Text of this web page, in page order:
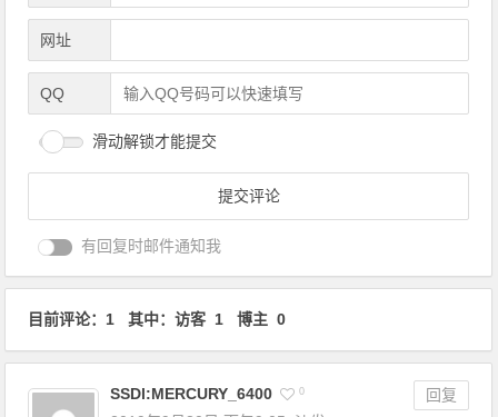
网址
QQ
滑动解锁才能提交
有回复时邮件通知我
目前评论：1 其中：访客 1 博主 0
SSDl:MERCURY_6400 0
回复